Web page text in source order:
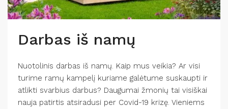
Darbas iš namų
Nuotolinis darbas iš namų. Kaip mus veikia? Ar visi
turime ramų kampelį kuriame galėtume suskaupti ir
atlikti svarbius darbus? Daugumai žmonių tai visiškai
nauja patirtis atsiradusi per Covid-19 krizę. Vieniems